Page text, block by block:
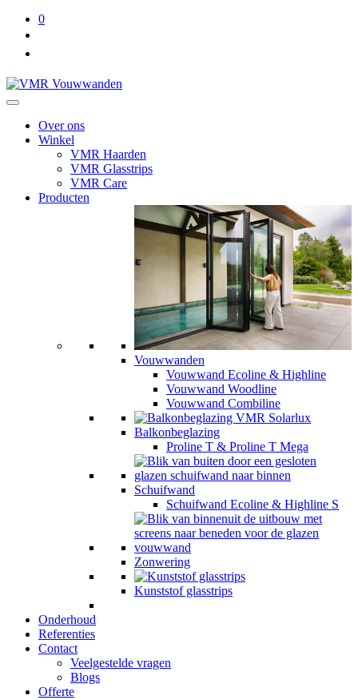
0
Over ons
Winkel
VMR Haarden
VMR Glasstrips
VMR Care
Producten
Vouwwanden
Vouwwand Ecoline & Highline
Vouwwand Woodline
Vouwwand Combiline
Balkonbeglazing
Proline T & Proline T Mega
Schuifwand
Schuifwand Ecoline & Highline S
Zonwering
Kunststof glasstrips
Onderhoud
Referenties
Contact
Veelgestelde vragen
Blogs
Offerte